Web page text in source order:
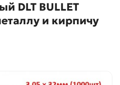
DLT BULLET
и кирпичу